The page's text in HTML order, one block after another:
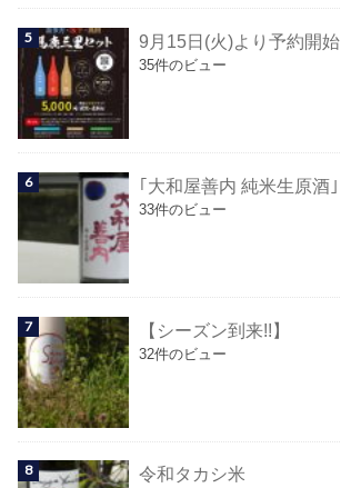
9月15日(火)より予約開始
35件のビュー
｢大和屋善内 純米生原酒｣
33件のビュー
【シーズン到来!!】
32件のビュー
令和タカシ米